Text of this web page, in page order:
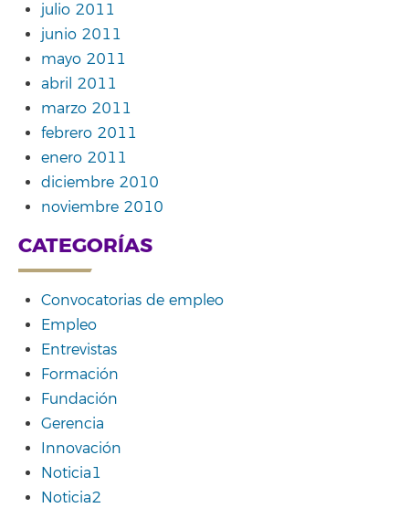
julio 2011
junio 2011
mayo 2011
abril 2011
marzo 2011
febrero 2011
enero 2011
diciembre 2010
noviembre 2010
CATEGORÍAS
Convocatorias de empleo
Empleo
Entrevistas
Formación
Fundación
Gerencia
Innovación
Noticia1
Noticia2